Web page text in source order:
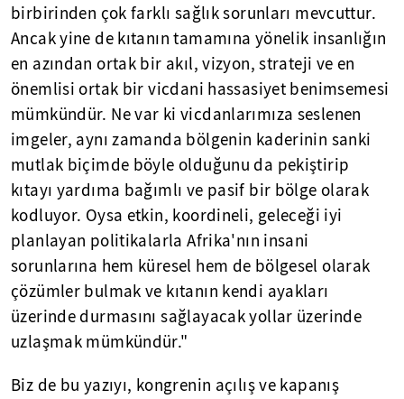
birbirinden çok farklı sağlık sorunları mevcuttur.
Ancak yine de kıtanın tamamına yönelik insanlığın
en azından ortak bir akıl, vizyon, strateji ve en
önemlisi ortak bir vicdani hassasiyet benimsemesi
mümkündür. Ne var ki vicdanlarımıza seslenen
imgeler, aynı zamanda bölgenin kaderinin sanki
mutlak biçimde böyle olduğunu da pekiştirip
kıtayı yardıma bağımlı ve pasif bir bölge olarak
kodluyor. Oysa etkin, koordineli, geleceği iyi
planlayan politikalarla Afrika'nın insani
sorunlarına hem küresel hem de bölgesel olarak
çözümler bulmak ve kıtanın kendi ayakları
üzerinde durmasını sağlayacak yollar üzerinde
uzlaşmak mümkündür."
Biz de bu yazıyı, kongrenin açılış ve kapanış